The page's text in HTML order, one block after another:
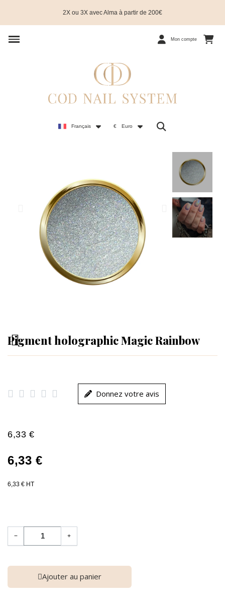
2X ou 3X avec Alma à partir de 200€
Mon compte
Français € Euro
Pigment holographic Magic Rainbow
     Donnez votre avis
6,33 €
6,33 €
6,33 € HT
− +
Ajouter au panier